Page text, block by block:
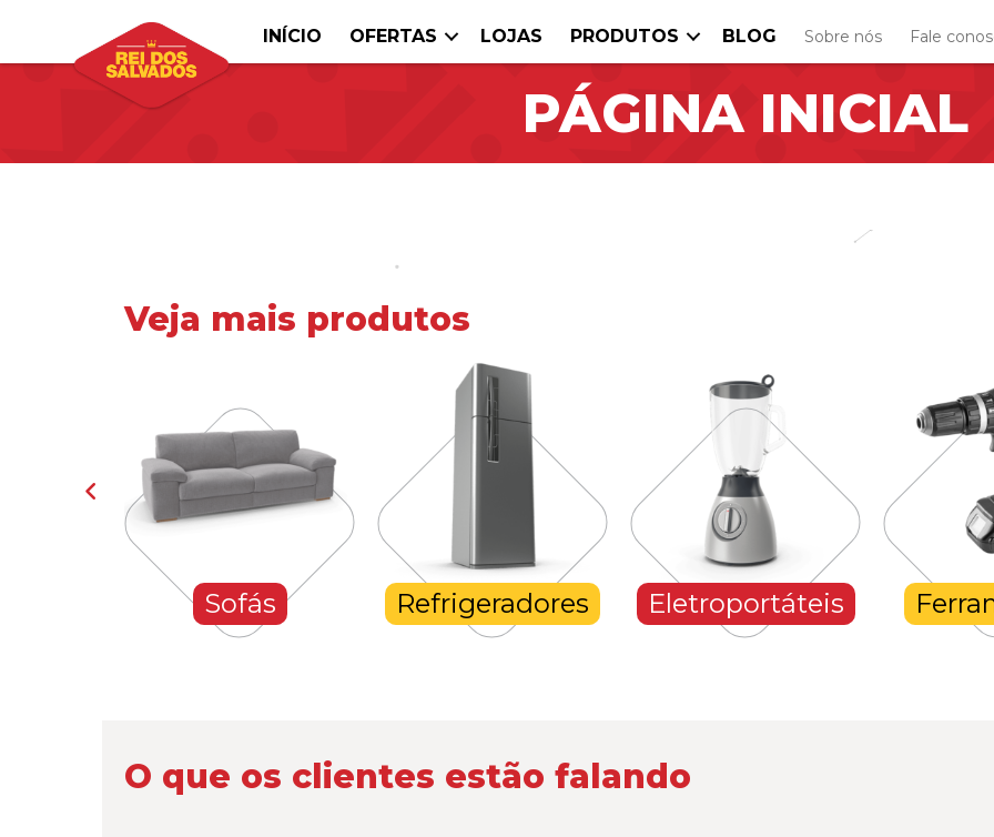
INÍCIO OFERTAS LOJAS PRODUTOS BLOG Sobre nós Fale
PÁGINA INICIAL
Veja mais produtos
Sofás Refrigeradores Eletroportáteis
O que os clientes estão falando